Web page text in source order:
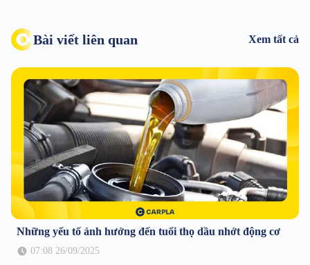
Bài viết liên quan Xem tất cả
Những yếu tố ảnh hưởng đến tuổi thọ dầu nhớt động cơ
07:08 26/09/2025